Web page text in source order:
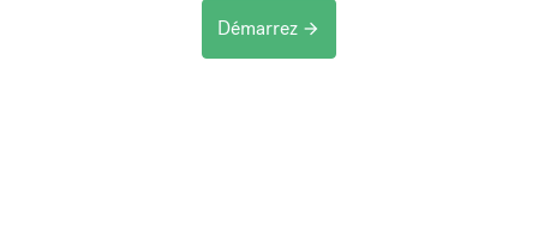
Démarrez arrow_forward